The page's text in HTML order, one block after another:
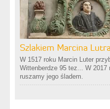
Szlakiem Marcina Lutra
W 1517 roku Marcin Luter
Wittenberdze 95 tez... W 2017
ruszamy jego śladem.